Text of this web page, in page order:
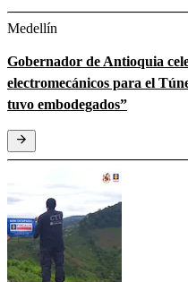
Medellín
Gobernador de Antioquia
electromecánicos para el
tuvo embodegados”